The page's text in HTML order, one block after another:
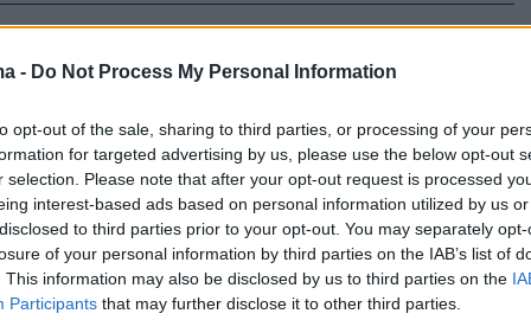
- Do Not Process My Personal Information
opt-out of the sale, sharing to third parties, or processing of your
for targeted advertising by us, please use the below opt-out
selection. Please note that after your opt-out request is processed
interest-based ads based on personal information utilized by us
to third parties prior to your opt-out. You may separately
of your personal information by third parties on the IAB’s list of
This information may also be disclosed by us to third parties on the
Participants that may further disclose it to other third parties.
Σεβέρο και ο Ντόντα
το όνομα που θα δώσουν
τους
αποκάλυψη του ονόματος πραγματοποίησαν και μια
πριν το... μαιευτήριο
5